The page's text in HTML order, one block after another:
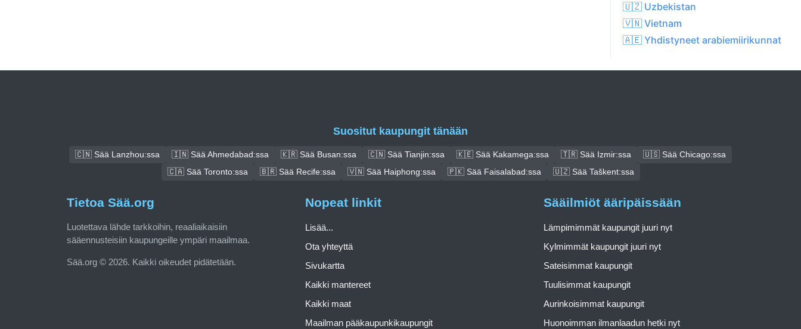
🇺🇿 Uzbekistan
🇻🇳 Vietnam
🇦🇪 Yhdistyneet arabiemiirikunnat
Suositut kaupungit tänään
🇨🇳 Sää Lanzhou:ssa 🇮🇳 Sää Ahmedabad:ssa 🇰🇷 Sää Busan:ssa 🇨🇳 Sää Tianjin:ssa 🇰🇪 Sää Kakamega:ssa 🇹🇷 Sää Izmir:ssa
🇺🇸 Sää Chicago:ssa
🇨🇦 Sää Toronto:ssa
🇧🇷 Sää Recife:ssa 🇻🇳 Sää Haiphong:ssa 🇵🇰 Sää Faisalabad:ssa 🇺🇿 Sää Taškent:ssa
Tietoa Sää.org
Luotettava lähde tarkkoihin, reaaliaikaisiin
sääennusteisiin kaupungeille ympäri maailmaa.
Sää.org © 2026. Kaikki oikeudet pidätetään.
Nopeat linkit
Lisää...
Ota yhteyttä
Sivukartta
Kaikki mantereet
Kaikki maat
Maailman pääkaupunkikaupungit
Sääilmiöt ääripäissään
Lämpimimmät kaupungit juuri nyt
Kylmimmät kaupungit juuri nyt
Sateisimmat kaupungit
Tuulisimmat kaupungit
Aurinkoisimmat kaupungit
Huonoimman ilmanlaadun hetki nyt